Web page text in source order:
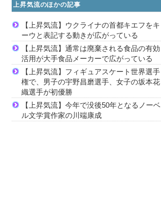
上昇気流のほかの記事
【上昇気流】ウクライナの首都キエフをキ
ーウと表記する動きが広がっている
【上昇気流】通常は廃棄される食品の有効
活用が大手食品メーカーで広がっている
【上昇気流】フィギュアスケート世界選手
権で、男子の宇野昌磨選手、女子の坂本花
織選手が初優勝
【上昇気流】今年で没後50年となるノーベ
ル文学賞作家の川端康成